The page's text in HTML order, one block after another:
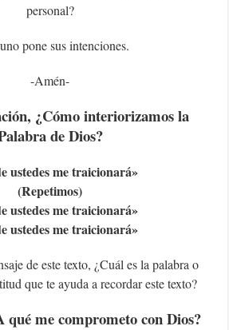
personal?
pone sus intenciones.
-Amén-
¿Cómo interiorizamos la
de Dios?
ustedes me traicionará»
(Repetimos)
ustedes me traicionará»
ustedes me traicionará»
de este texto, ¿Cuál es la palabra o
que te ayuda a recordar este texto?
qué me comprometo con Dios?